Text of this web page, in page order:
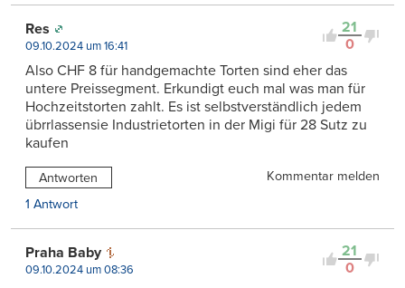
21
0
Res
09.10.2024 um 16:41
Also CHF 8 für handgemachte Torten sind eher das
untere Preissegment. Erkundigt euch mal was man für
Hochzeitstorten zahlt. Es ist selbstverständlich jedem
übrrlassensie Industrietorten in der Migi für 28 Sutz zu
kaufen
Antworten
Kommentar melden
1 Antwort
21
0
Praha Baby
09.10.2024 um 08:36